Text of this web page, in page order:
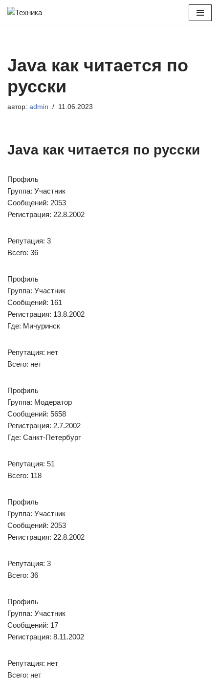
Java как читается по
русски
автор: admin 11.06.2023
Java как читается по русски
Профиль
Группа: Участник
Сообщений: 2053
Регистрация: 22.8.2002
Репутация: 3
Всего: 36
Профиль
Группа: Участник
Сообщений: 161
Регистрация: 13.8.2002
Где: Мичуринск
Репутация: нет
Всего: нет
Профиль
Группа: Модератор
Сообщений: 5658
Регистрация: 2.7.2002
Где: Санкт-Петербург
Репутация: 51
Всего: 118
Профиль
Группа: Участник
Сообщений: 2053
Регистрация: 22.8.2002
Репутация: 3
Всего: 36
Профиль
Группа: Участник
Сообщений: 17
Регистрация: 8.11.2002
Репутация: нет
Всего: нет